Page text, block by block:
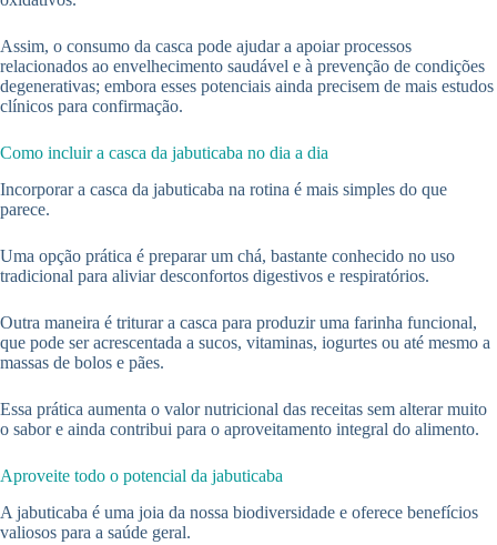
Assim, o consumo da casca pode ajudar a apoiar processos
relacionados ao envelhecimento saudável e à prevenção de condições
degenerativas; embora esses potenciais ainda precisem de mais estudos
clínicos para confirmação.
Como incluir a casca da jabuticaba no dia a dia
Incorporar a casca da jabuticaba na rotina é mais simples do que
parece.
Uma opção prática é preparar um chá, bastante conhecido no uso
tradicional para aliviar desconfortos digestivos e respiratórios.
Outra maneira é triturar a casca para produzir uma farinha funcional,
que pode ser acrescentada a sucos, vitaminas, iogurtes ou até mesmo a
massas de bolos e pães.
Essa prática aumenta o valor nutricional das receitas sem alterar muito
o sabor e ainda contribui para o aproveitamento integral do alimento.
Aproveite todo o potencial da jabuticaba
A jabuticaba é uma joia da nossa biodiversidade e oferece benefícios
valiosos para a saúde geral.